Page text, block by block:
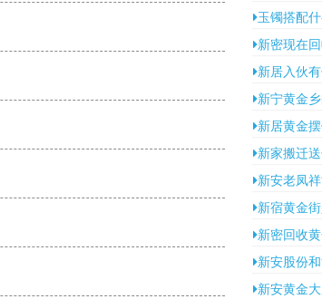
玉镯搭配
新密现在
新居入伙
新宁黄金
新居黄金
新家搬迁
新安老凤
新宿黄金
新密回收
新安股份
新安黄金